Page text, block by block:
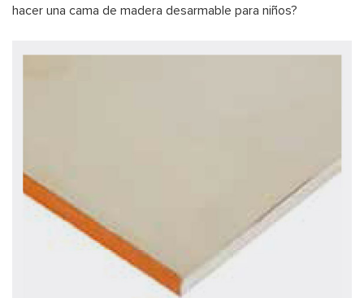
hacer una cama de madera desarmable para niños?